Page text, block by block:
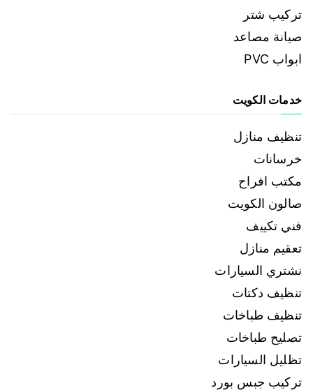
تركيب شتر
صيانة مصاعد
ابواب PVC
خدمات الكويت
تنظيف منازل
خرسانات
مكتب افراح
صالون الكويت
فني تكييف
تعقيم منازل
نشتري السيارات
تنظيف دكتات
تنظيف طباخات
تصليح طباخات
تظليل السيارات
تركيب جبس بورد